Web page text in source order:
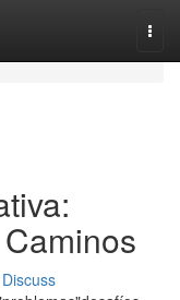
Discuss